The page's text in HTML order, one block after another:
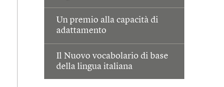
Un premio alla capacità di
adattamento
Il Nuovo vocabolario di base
della lingua italiana